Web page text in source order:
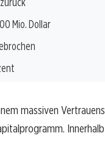
Mio. Dollar
massiven